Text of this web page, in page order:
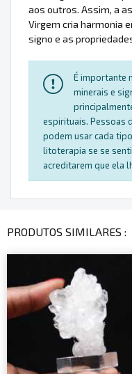
aos outros. Assim, a
Virgem cria harmonia
signo e as
É importante
minerais e
espirituais. Pessoas
podem usar cada
litoterapia se se
acreditarem que ela
PRODUTOS SIMILARES :